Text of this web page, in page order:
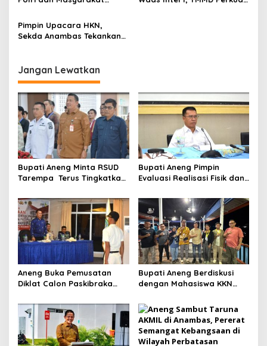
p
o
Aman dan Kondusif
Pimpin Upacara HKN,
Sekda Anambas Tekankan
Jangan Lewatkan
Bupati Aneng Minta RSUD
Tarempa Terus Tingkatkan
Bupati Aneng Pimpin
Evaluasi Realisasi Fisik dan
2026
Aneng Buka Pemusatan
Diklat Calon Paskibraka
Disiplin dan Jiwa
Kepemimpinan
Bupati Aneng Berdiskusi
dengan Mahasiswa KKN
Membangun Anambas